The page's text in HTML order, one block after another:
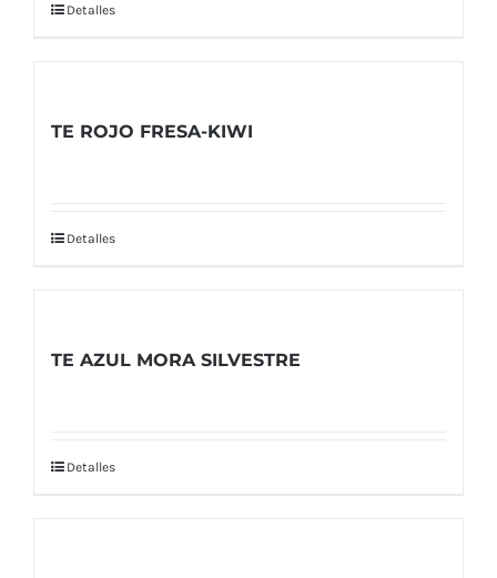
Detalles
TE ROJO FRESA-KIWI
Detalles
TE AZUL MORA SILVESTRE
Detalles